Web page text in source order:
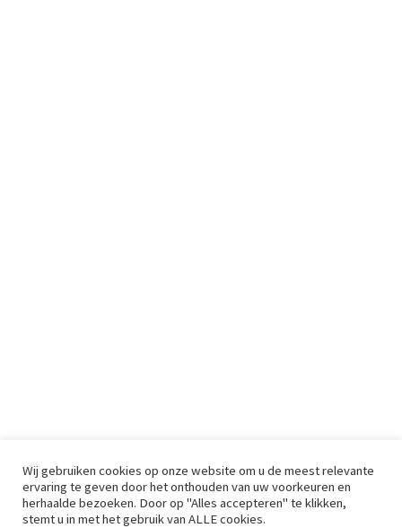
Wij gebruiken cookies op onze website om u de meest relevante
ervaring te geven door het onthouden van uw voorkeuren en
herhaalde bezoeken. Door op "Alles accepteren" te klikken,
stemt u in met het gebruik van ALLE cookies.